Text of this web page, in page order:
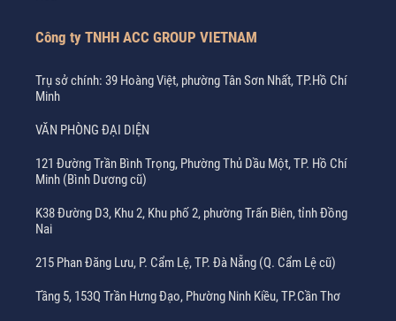
Công ty TNHH ACC GROUP VIETNAM
Trụ sở chính: 39 Hoàng Việt, phường Tân Sơn Nhất, TP.Hồ Chí
Minh
VĂN PHÒNG ĐẠI DIỆN
121 Đường Trần Bình Trọng, Phường Thủ Dầu Một, TP. Hồ Chí
Minh (Bình Dương cũ)
K38 Đường D3, Khu 2, Khu phố 2, phường Trấn Biên, tỉnh Đồng
Nai
215 Phan Đăng Lưu, P. Cẩm Lệ, TP. Đà Nẵng (Q. Cẩm Lệ cũ)
Tầng 5, 153Q Trần Hưng Đạo, Phường Ninh Kiều, TP.Cần Thơ